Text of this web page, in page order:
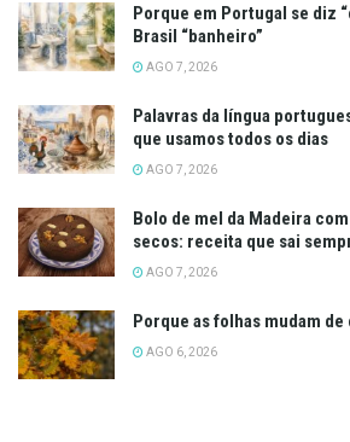
Porque em Portugal se diz
Brasil “banheiro”
AGO 7, 2026
Palavras da língua
que usamos todos os dias
AGO 7, 2026
Bolo de mel da Madeira
secos: receita que sai
AGO 7, 2026
Porque as folhas mudam
AGO 6, 2026